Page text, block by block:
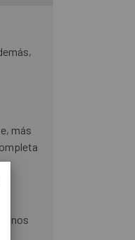
más
tonos